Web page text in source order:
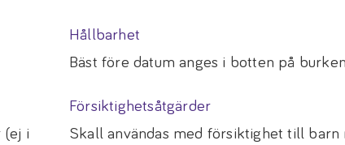
Hållbarhet
Bäst före datum anges i botten på
(ej i
Försiktighetsåtgärder
Skall användas med försiktighet till barn